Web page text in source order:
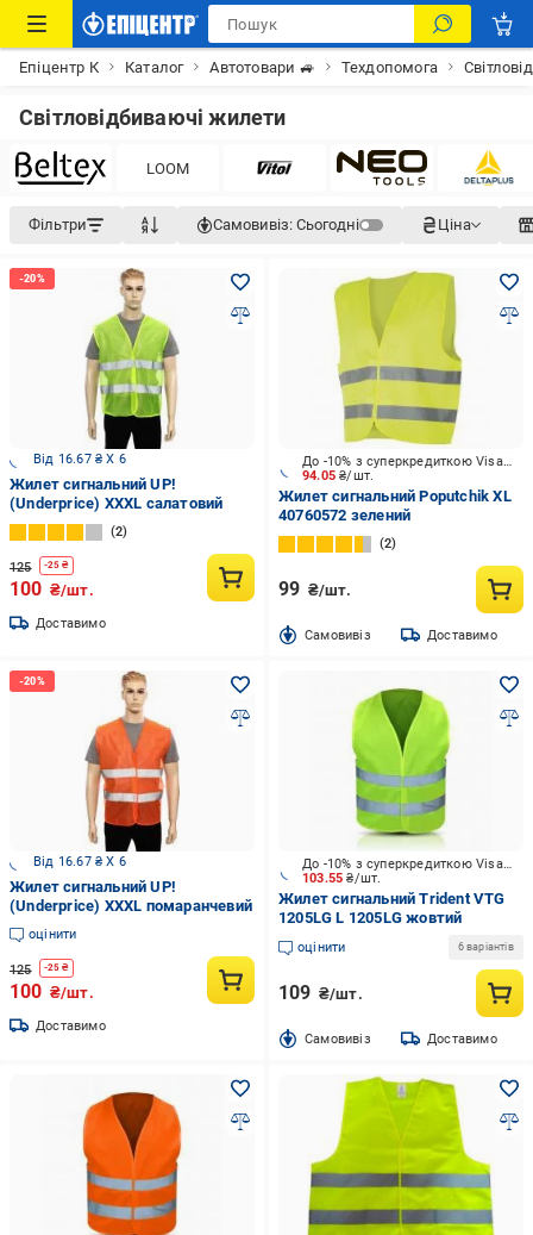
Епіцентр К Каталог Автотовари 🚙 Техдопомога
Світловідбиваючі жилети
LOOM
Фільтри Самовивіз: Сьогодні Ціна
Від 16.67 ₴ X 6
Жилет сигнальний UP!
(Underprice) XXXL салатовий
2
125 -25 ₴
100 ₴/шт.
Доставимо
94.05₴/шт.
До -10% з суперкредиткою Visa Вигода
Жилет сигнальний Poputchik XL
40760572 зелений
2
99 ₴/шт.
Cамовивіз Доставимо
Від 16.67 ₴ X 6
Жилет сигнальний UP!
(Underprice) XXXL помаранчевий
оцінити
125 -25 ₴
100 ₴/шт.
Доставимо
103.55₴/шт.
До -10% з суперкредиткою Visa Вигода
Жилет сигнальний Trident VTG
1205LG L 1205LG жовтий
оцінити 6 варіантів
109 ₴/шт.
Cамовивіз Доставимо